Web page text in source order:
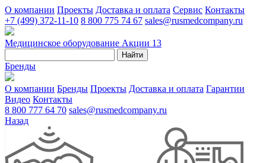
О компании Проекты Доставка и оплата Сервис Контакты
+7 (499) 372-11-10 8 800 775 74 67 sales@rusmedcompany.ru
Медицинское оборудование Акции 13
Найти
Бренды
О компании Бренды Проекты Доставка и оплата Гарантии
Видео Контакты
8 800 777 64 70 sales@rusmedcompany.ru
Назад